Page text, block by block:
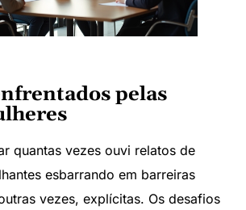
pelas
quantas vezes ouvi relatos de
esbarrando em barreiras
vezes, explícitas. Os desafios